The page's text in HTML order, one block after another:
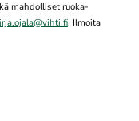
mahdolliset ruoka-
. Ilmoita